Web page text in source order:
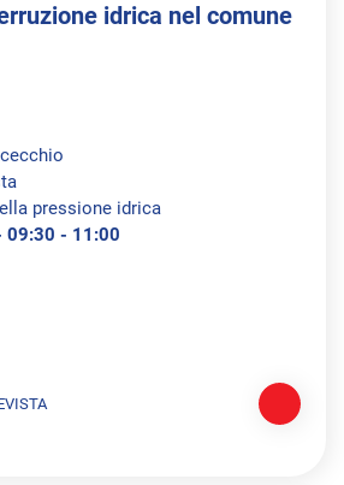
idrica nel comune
pressione idrica
09:30 - 11:00